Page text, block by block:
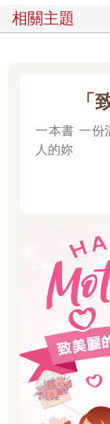
「這個時間，勝岳
要回來，勝岳也早
雖然已經結婚二十
不過勝岳這一次卻
入語音信箱，傳訊
在丈夫沒有回覆的
「小穗，妳在家嗎
「我在房間看書，
的聲音，綺媚知道
「妳能幫我去看一
綺媚聽到芊穗發出
她還是走出房間去
大概等了一分鐘，
沉，有些遲疑地
「奇怪，他知道
了一口氣，又說：
嗎？我在方塊人這
相關主題
「
一本書 一份
人的妳